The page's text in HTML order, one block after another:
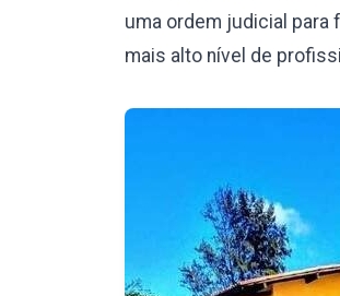
uma ordem judicial para
mais alto nível de